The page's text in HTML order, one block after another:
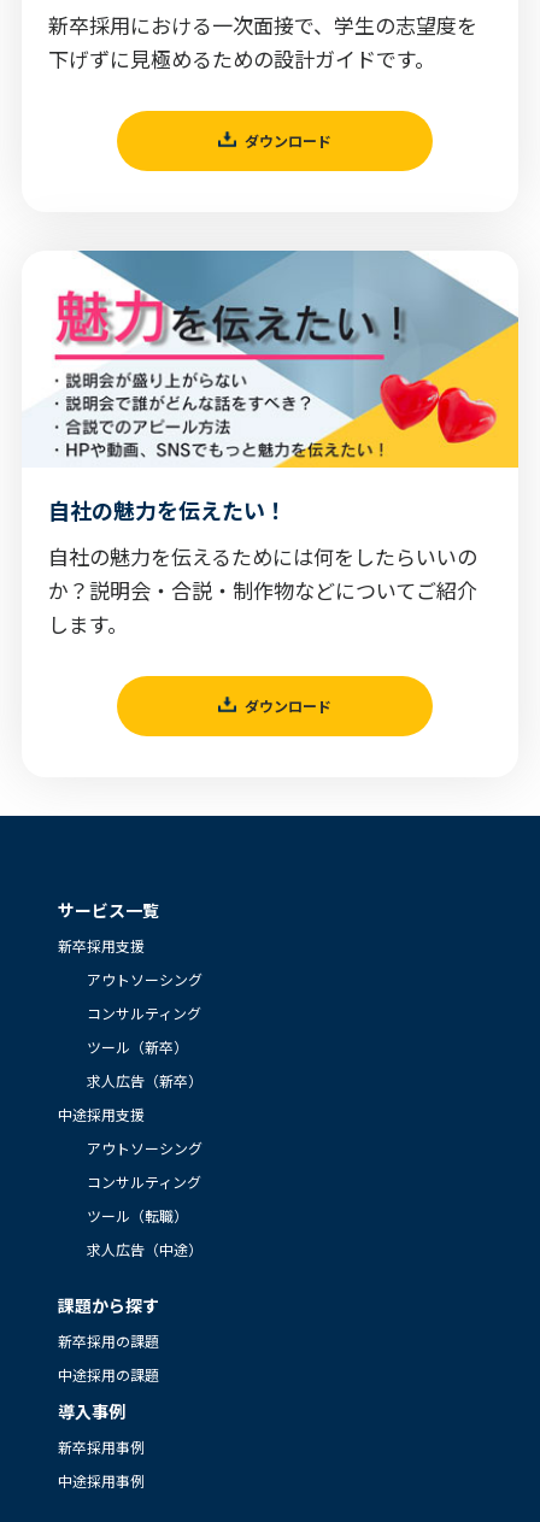
新卒採用における一次面接で、学生の志望度を
下げずに見極めるための設計ガイドです。
ダウンロード
自社の魅力を伝えたい！
自社の魅力を伝えるためには何をしたらいいの
か？説明会・合説・制作物などについてご紹介
します。
ダウンロード
サービス一覧
新卒採用支援
アウトソーシング
コンサルティング
ツール（新卒）
求人広告（新卒）
中途採用支援
アウトソーシング
コンサルティング
ツール（転職）
求人広告（中途）
課題から探す
新卒採用の課題
中途採用の課題
導入事例
新卒採用事例
中途採用事例